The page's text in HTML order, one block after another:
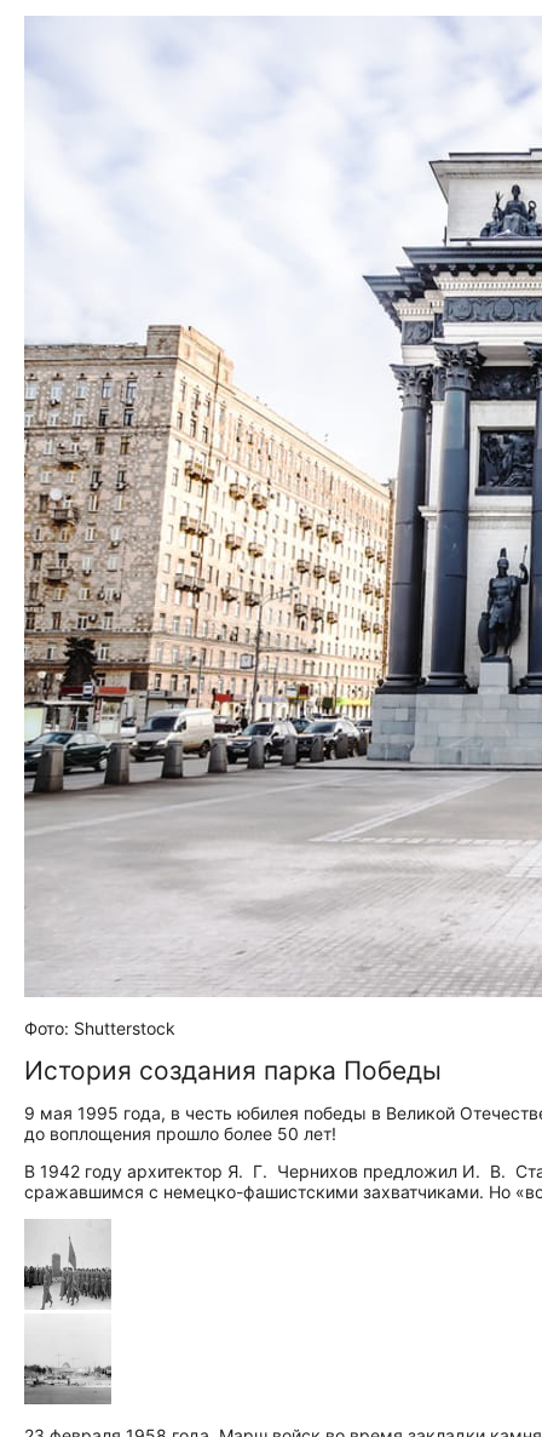
Фото: Shutterstock
История создания парка Победы
9 мая 1995 года, в честь юбилея победы в Великой
до воплощения прошло более 50 лет!
В 1942 году архитектор Я. Г. Чернихов предложил И. В.
сражавшимся с немецко-фашистскими захватчиками. Но